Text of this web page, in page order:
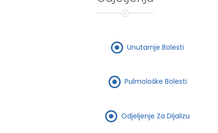
Unutarnje Bolesti
Pulmološke Bolesti
Odjeljenje Za Dijalizu